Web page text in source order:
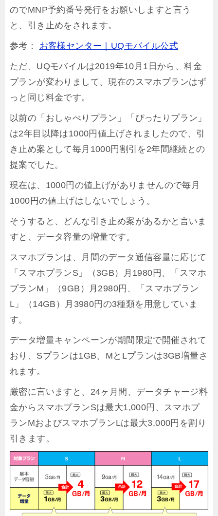
のでMNP予約番号発行をお願いしますと言う
と、引き止めをされます。
参考： お客様センター｜UQモバイル公式
ただ、UQモバイルは2019年10月1日から、料金
プランが変わりまして、現在のスマホプランはず
っと同じ料金です。
以前の「おしゃべりプラン」「ぴったりプラン」
は2年目以降は1000円値上げされましたので、引
き止め案として毎月1000円割引を2年間継続との
提案でした。
現在は、1000円の値上げがありませんので毎月
1000円の値上げはしないでしょう。
そうすると、どんな引き止め案があるかと言いま
すと、データ容量の増量です。
スマホプランは、月間のデータ通信容量に応じて
「スマホプランS」（3GB）月1980円、「スマホ
プランM」（9GB）月2980円、「スマホプラン
L」（14GB）月3980円の3種類を用意していま
す。
データ増量キャンペーンが期間限定で開催されて
おり、Sプランは1GB、MとLプランは3GB増量さ
れます。
厳密に言いますと、24ヶ月間、データチャージ料
金からスマホプランSは最大1,000円、スマホプ
ランMおよびスマホプランLは最大3,000円を割り
引きます。